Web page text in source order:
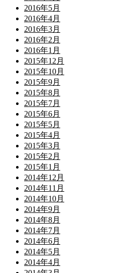
2016年5月
2016年4月
2016年3月
2016年2月
2016年1月
2015年12月
2015年10月
2015年9月
2015年8月
2015年7月
2015年6月
2015年5月
2015年4月
2015年3月
2015年2月
2015年1月
2014年12月
2014年11月
2014年10月
2014年9月
2014年8月
2014年7月
2014年6月
2014年5月
2014年4月